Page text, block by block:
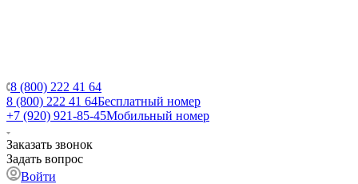
8 (800) 222 41 64
8 (800) 222 41 64Бесплатный номер
+7 (920) 921-85-45Мобильный номер
Заказать звонок
Задать вопрос
Войти